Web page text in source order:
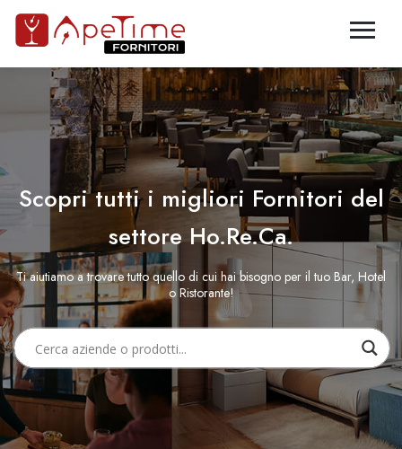
Scopri tutti i migliori Fornitori del
settore Ho.Re.Ca.
Ti aiutiamo a trovare tutto quello di cui hai bisogno per il tuo Bar, Hotel
o Ristorante!